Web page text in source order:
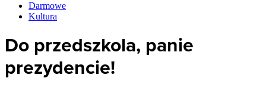
Darmowe
Kultura
Do przedszkola, panie
prezydencie!